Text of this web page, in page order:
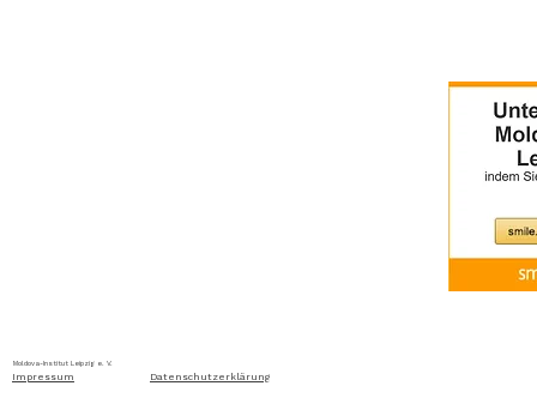
Moldova-Institut Leipzig e. V. Ritterstraße 24, D-04109
Impressum Datenschutzerklärung